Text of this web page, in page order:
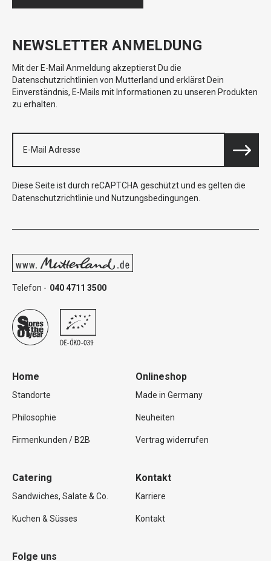
NEWSLETTER ANMELDUNG
Mit der E-Mail Anmeldung akzeptierst Du die
Datenschutzrichtlinien von Mutterland und erklärst Dein
Einverständnis, E-Mails mit Informationen zu unseren Produkten
zu erhalten.
Diese Seite ist durch reCAPTCHA geschützt und es gelten die
Datenschutzrichtlinie und Nutzungsbedingungen
Telefon - 040 4711 3500
Home
Standorte
Philosophie
Firmenkunden / B2B
Onlineshop
Made in Germany
Neuheiten
Vertrag widerrufen
Catering
Sandwiches, Salate & Co.
Kuchen & Süsses
Kontakt
Karriere
Kontakt
Folge uns